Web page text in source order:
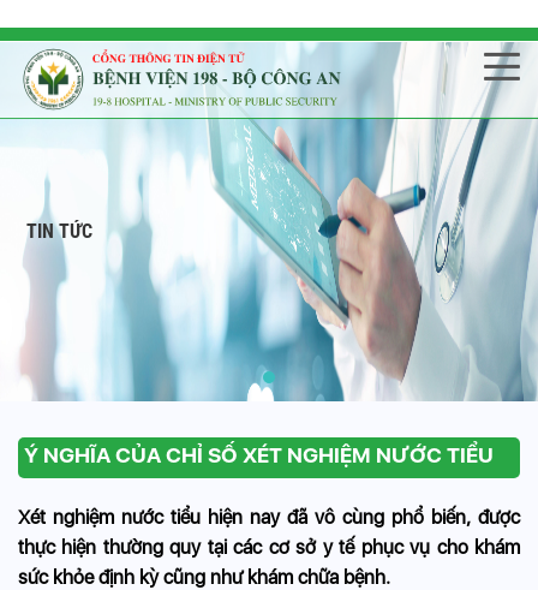
TIN TỨC
Ý NGHĨA CỦA CHỈ SỐ XÉT NGHIỆM NƯỚC TIỂU
Xét nghiệm nước tiểu hiện nay đã vô cùng phổ biến, được
thực hiện thường quy tại các cơ sở y tế phục vụ cho khám
sức khỏe định kỳ cũng như khám chữa bệnh.